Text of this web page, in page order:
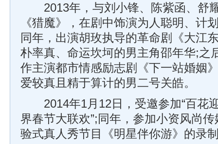
2013年，与刘小锋、陈紫函、舒
《猎魔》，在剧中饰演为人聪明、计
同年，出演胡玫执导的革命剧《大江
朴率真、命运坎坷的男主角邵年华;之
作主演都市情感励志剧《下一站婚姻
爱较真且精于算计的男二号关皓。
2014年1月12日，受邀参加“百花
界春节大联欢”;同年，参加小资风尚
验式真人秀节目《明星伴你游》的录